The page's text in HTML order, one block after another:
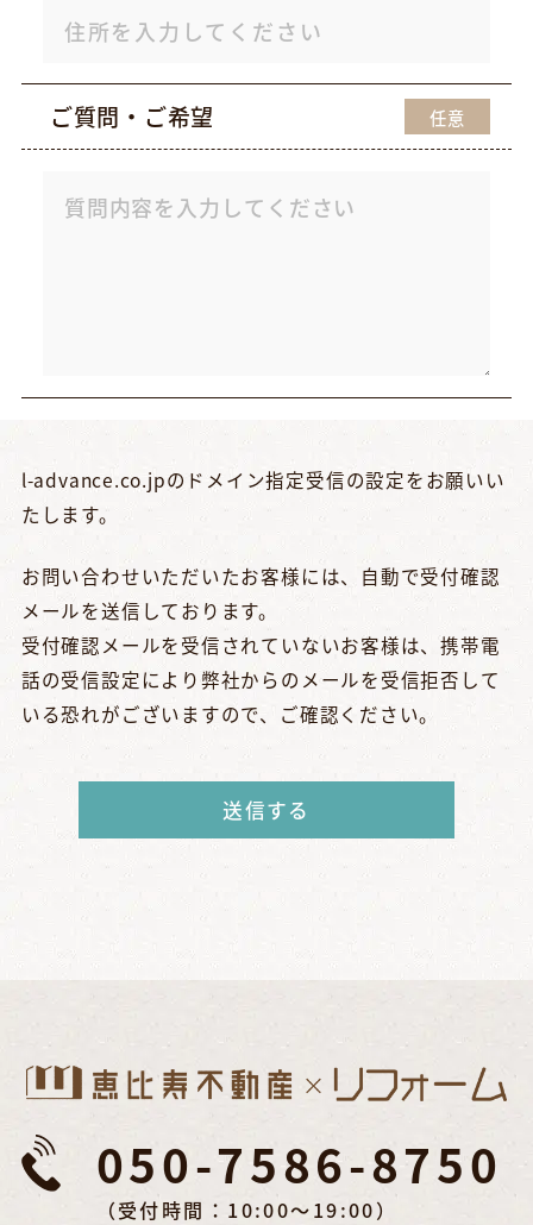
ご質問・ご希望 任意
l-advance.co.jpのドメイン指定受信の設定をお願いい
たします。
お問い合わせいただいたお客様には、自動で受付確認
メールを送信しております。
受付確認メールを受信されていないお客様は、携帯電
話の受信設定により弊社からのメールを受信拒否して
いる恐れがございますので、ご確認ください。
050-7586-8750
（受付時間：10:00～19:00）